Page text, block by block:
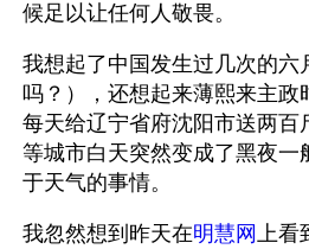
候足以让任何人敬畏。
我想起了中国发生过几次的六
吗？），还想起来薄熙来主政
每天给辽宁省府沈阳市送两百
等城市白天突然变成了黑夜一
于天气的事情。
我忽然想到昨天在明慧网 上看